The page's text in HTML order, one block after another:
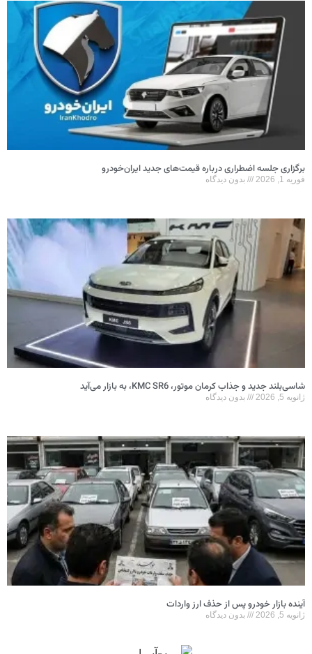
برگزاری جلسه اضطراری درباره قیمت‌های جدید ایران‌خودرو
فوریه 1, 2026 بدون دیدگاه
شاسی‌بلند جدید و جذاب کرمان موتور، KMC SR6، به بازار می‌آید
ژانویه 5, 2026 بدون دیدگاه
آینده بازار خودرو پس از حذف ارز واردات
ژانویه 5, 2026 بدون دیدگاه